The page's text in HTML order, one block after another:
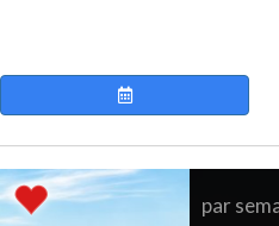
par